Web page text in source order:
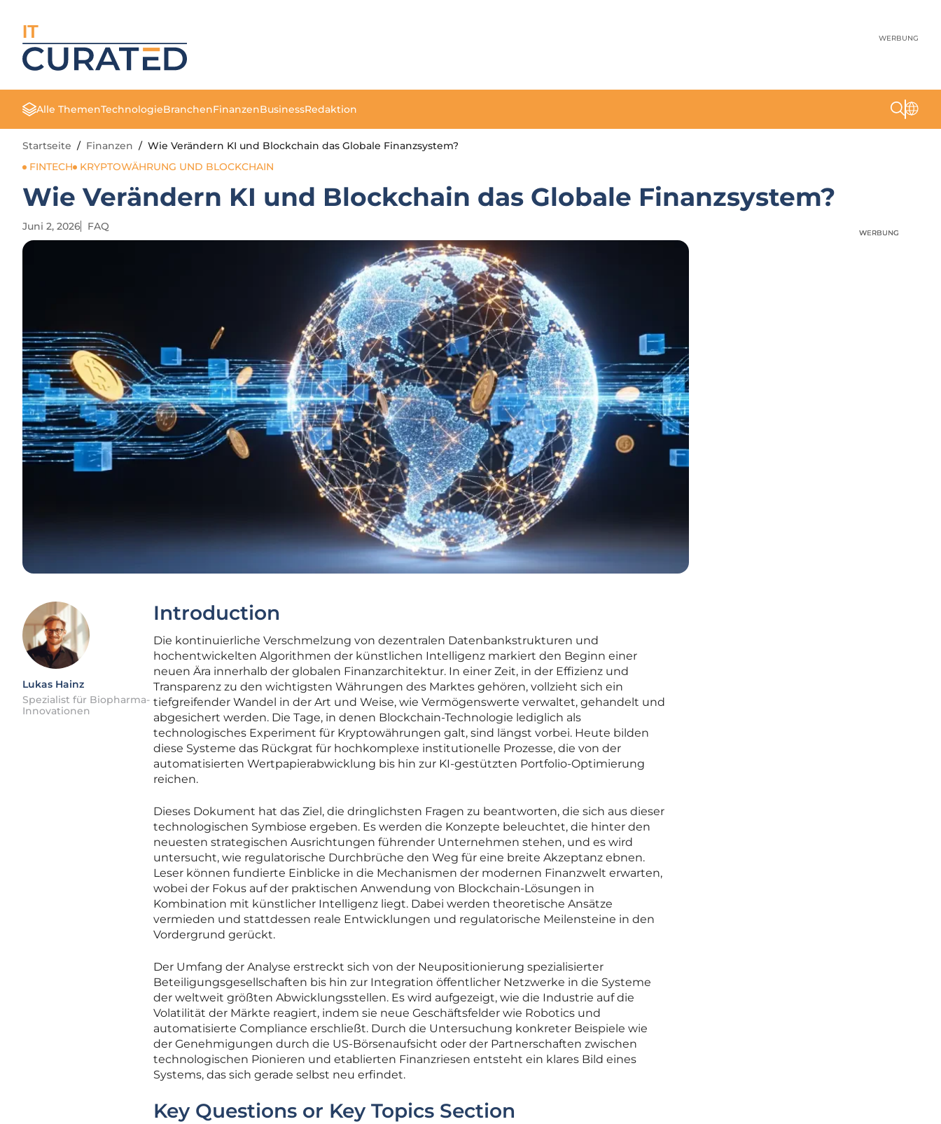
IT WERBUNG
Alle ThemenTechnologieBranchenFinanzenBusinessRedaktion
Startseite / Finanzen / Wie Verändern KI und Blockchain das Globale Finanzsystem?
FINTECH
KRYPTOWÄHRUNG UND BLOCKCHAIN
Wie Verändern KI und Blockchain das Globale Finanzsystem?
Juni 2, 2026 FAQ
Lukas Hainz
Spezialist für Biopharma-
Innovationen
Introduction
Die kontinuierliche Verschmelzung von dezentralen Datenbankstrukturen und
hochentwickelten Algorithmen der künstlichen Intelligenz markiert den Beginn einer
neuen Ära innerhalb der globalen Finanzarchitektur. In einer Zeit, in der Effizienz und
Transparenz zu den wichtigsten Währungen des Marktes gehören, vollzieht sich ein
tiefgreifender Wandel in der Art und Weise, wie Vermögenswerte verwaltet, gehandelt und
abgesichert werden. Die Tage, in denen Blockchain-Technologie lediglich als
technologisches Experiment für Kryptowährungen galt, sind längst vorbei. Heute bilden
diese Systeme das Rückgrat für hochkomplexe institutionelle Prozesse, die von der
automatisierten Wertpapierabwicklung bis hin zur KI-gestützten Portfolio-Optimierung
reichen.
Dieses Dokument hat das Ziel, die dringlichsten Fragen zu beantworten, die sich aus dieser
technologischen Symbiose ergeben. Es werden die Konzepte beleuchtet, die hinter den
neuesten strategischen Ausrichtungen führender Unternehmen stehen, und es wird
untersucht, wie regulatorische Durchbrüche den Weg für eine breite Akzeptanz ebnen.
Leser können fundierte Einblicke in die Mechanismen der modernen Finanzwelt erwarten,
wobei der Fokus auf der praktischen Anwendung von Blockchain-Lösungen in
Kombination mit künstlicher Intelligenz liegt. Dabei werden theoretische Ansätze
vermieden und stattdessen reale Entwicklungen und regulatorische Meilensteine in den
Vordergrund gerückt.
Der Umfang der Analyse erstreckt sich von der Neupositionierung spezialisierter
Beteiligungsgesellschaften bis hin zur Integration öffentlicher Netzwerke in die Systeme
der weltweit größten Abwicklungsstellen. Es wird aufgezeigt, wie die Industrie auf die
Volatilität der Märkte reagiert, indem sie neue Geschäftsfelder wie Robotics und
automatisierte Compliance erschließt. Durch die Untersuchung konkreter Beispiele wie
der Genehmigungen durch die US-Börsenaufsicht oder der Partnerschaften zwischen
technologischen Pionieren und etablierten Finanzriesen entsteht ein klares Bild eines
Systems, das sich gerade selbst neu erfindet.
Key Questions or Key Topics Section
WERBUNG
WERBUNG